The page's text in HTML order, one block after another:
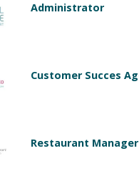
Administrator
Customer Succes
Restaurant Manager